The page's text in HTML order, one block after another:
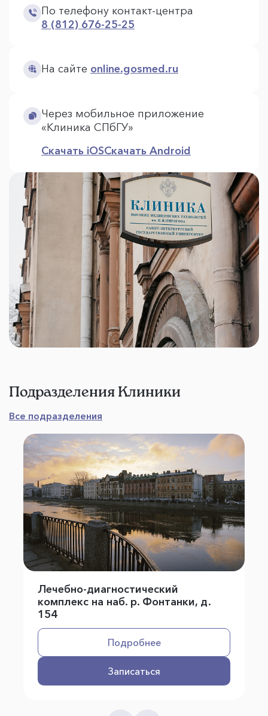
По телефону контакт-центра
8 (812) 676-25-25
На сайте online.gosmed.ru
Через мобильное приложение
«Клиника СПбГУ»
Скачать iOSСкачать Android
Подразделения Клиники
Все подразделения
Лечебно-диагностический
комплекс на наб. р. Фонтанки, д.
154
Подробнее
Записаться